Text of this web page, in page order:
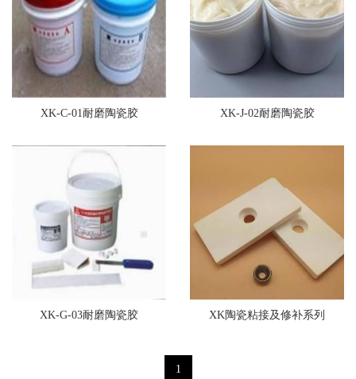
XK-C-01耐磨陶瓷胶 XK-J-02耐磨陶瓷胶
XK-G-03耐磨陶瓷胶 XK陶瓷粘接及修补系列
1